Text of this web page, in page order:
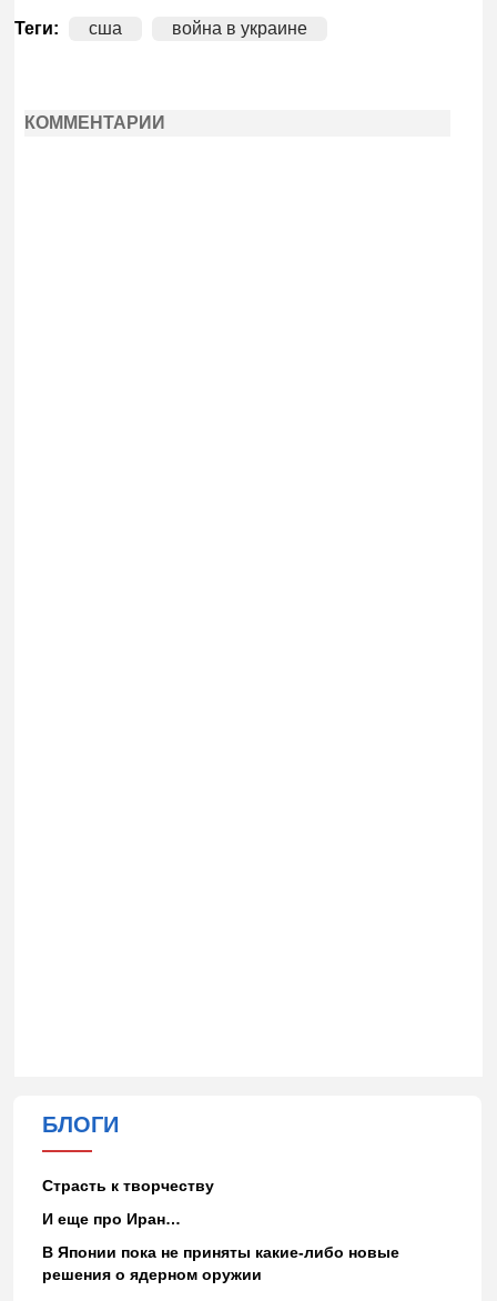
Теги: сша война в украине
КОММЕНТАРИИ
БЛОГИ
Страсть к творчеству
И еще про Иран…
В Японии пока не приняты какие-либо новые
решения о ядерном оружии